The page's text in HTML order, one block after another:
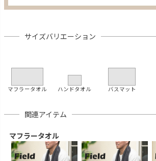
サイズバリエーション
マフラータオル ハンドタオル バスマット
関連アイテム
マフラータオル